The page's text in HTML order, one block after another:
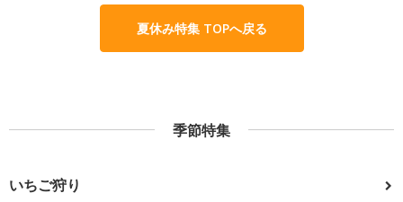
夏休み特集 TOPへ戻る
季節特集
いちご狩り